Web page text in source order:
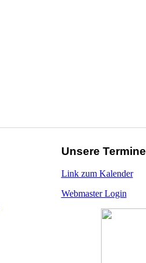
Unsere Termine
Link zum Kalender
Webmaster Login